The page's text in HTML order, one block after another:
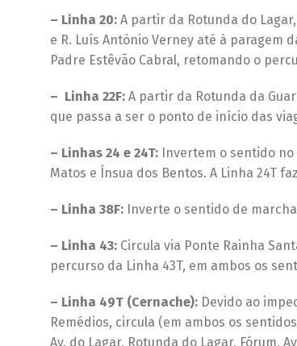
– Linha 20: A partir da Rotunda do
e R. Luís António Verney até à paragem
Padre Estêvão Cabral, retomando o
– Linha 22F: A partir da Rotunda da
que passa a ser o ponto de início das
– Linhas 24 e 24T: Invertem o sentido no
Matos e Ínsua dos Bentos. A Linha 24T
– Linha 38F: Inverte o sentido de
– Linha 43: Circula via Ponte Rainha
percurso da Linha 43T, em ambos os
– Linha 49T (Cernache): Devido ao
Remédios, circula (em ambos os
Av. do Lagar, Rotunda do Lagar, Fórum,